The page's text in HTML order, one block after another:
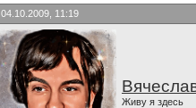
04.10.2009, 11:19
Живу я здесь